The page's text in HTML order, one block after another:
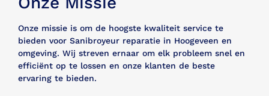
Onze missie is om de hoogste kwaliteit service te
bieden voor Sanibroyeur reparatie in Hoogeveen en
omgeving. Wij streven ernaar om elk probleem snel en
efficiënt op te lossen en onze klanten de beste
ervaring te bieden.